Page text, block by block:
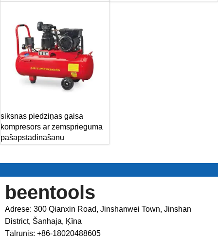
siksnas piedziņas gaisa
kompresors ar zemsprieguma
pašapstādināšanu
beentools
Adrese: 300 Qianxin Road, Jinshanwei Town, Jinshan
District, Šanhaja, Ķīna
Tālrunis: +86-18020488605